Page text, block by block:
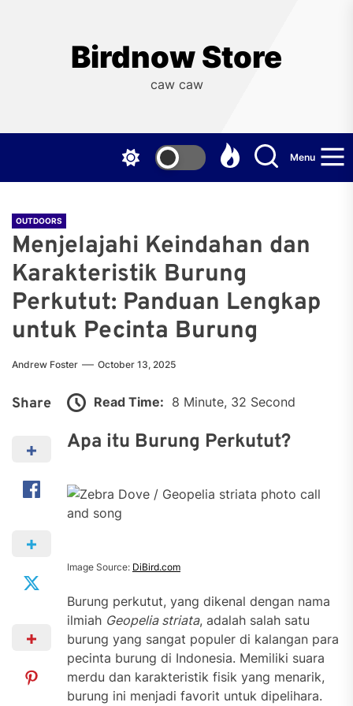
Birdnow Store
caw caw
Menu
OUTDOORS
Menjelajahi Keindahan dan
Karakteristik Burung
Perkutut: Panduan Lengkap
untuk Pecinta Burung
Andrew Foster October 13, 2025
Share Read Time: 8 Minute, 32 Second
Apa itu Burung Perkutut?
Image Source: DiBird.com
Burung perkutut, yang dikenal dengan nama
ilmiah Geopelia striata, adalah salah satu
burung yang sangat populer di kalangan para
pecinta burung di Indonesia. Memiliki suara
merdu dan karakteristik fisik yang menarik,
burung ini menjadi favorit untuk dipelihara.